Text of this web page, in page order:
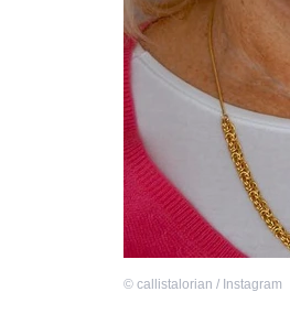
© callistalorian / Instagram